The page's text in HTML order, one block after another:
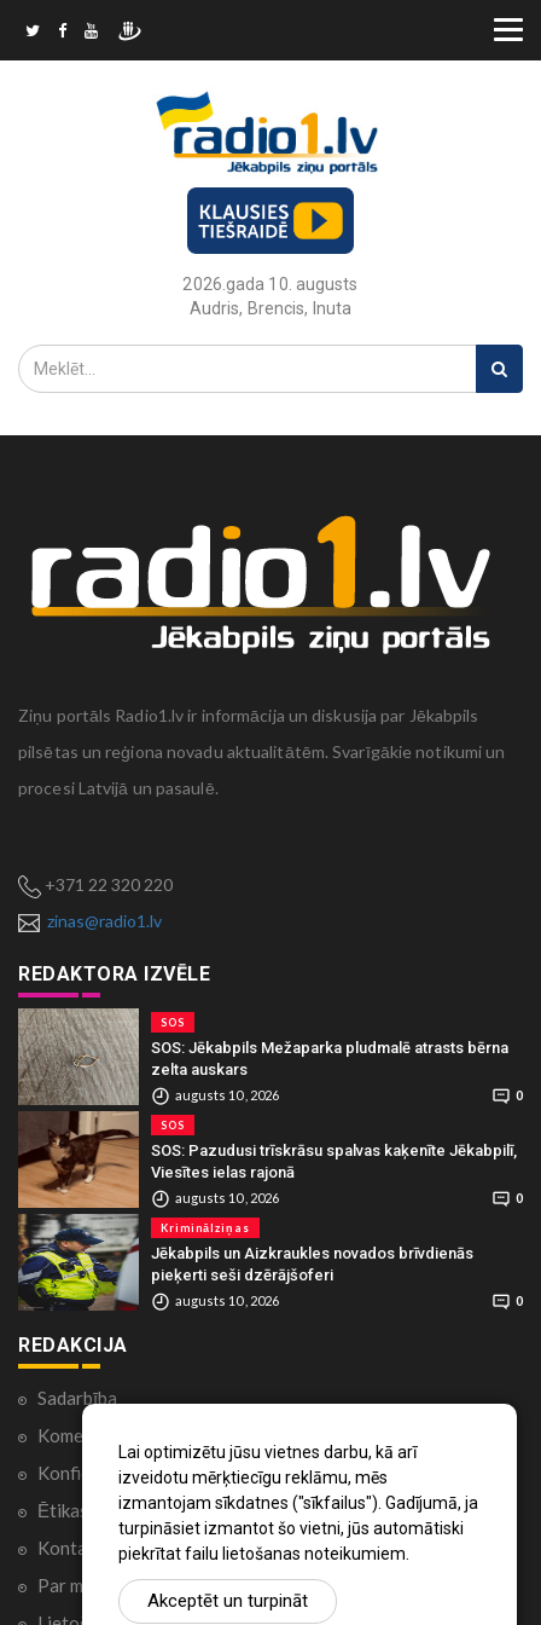
Lai optimizētu jūsu vietnes darbu, kā arī
izveidotu mērķtiecīgu reklāmu, mēs
izmantojam sīkdatnes ("sīkfailus"). Gadījumā, ja
turpināsiet izmantot šo vietni, jūs automātiski
piekrītat failu lietošanas noteikumiem.
Akceptēt un turpināt
2026.gada 10. augusts
Audris, Brencis, Inuta
Ziņu portāls Radio1.lv ir informācija un diskusija par Jēkabpils
pilsētas un reģiona novadu aktualitātēm. Svarīgākie notikumi un
procesi Latvijā un pasaulē.
+371 22 320 220
zinas@radio1.lv
REDAKTORA IZVĒLE
SOS
SOS: Jēkabpils Mežaparka pludmalē atrasts bērna
zelta auskars
augusts 10 , 2026 0
SOS
SOS: Pazudusi trīskrāsu spalvas kaķenīte Jēkabpilī,
Viesītes ielas rajonā
augusts 10 , 2026 0
Kriminālziņas
Jēkabpils un Aizkraukles novados brīvdienās
pieķerti seši dzērājšoferi
augusts 10 , 2026 0
REDAKCIJA
Sadarbība
Komentāri portālā
Konfidencialitātes politika
Ētikas kodekss
Kontakti
Par mums